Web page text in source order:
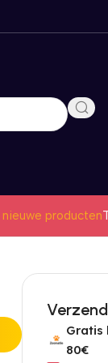
nieuwe producten
Gratis
80€